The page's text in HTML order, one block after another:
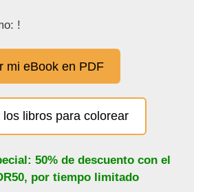
!
mi eBook en PDF
los libros para colorear
50% de descuento con el
, por tiempo limitado